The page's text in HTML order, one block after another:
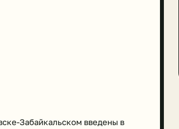
Забайкальском введены в